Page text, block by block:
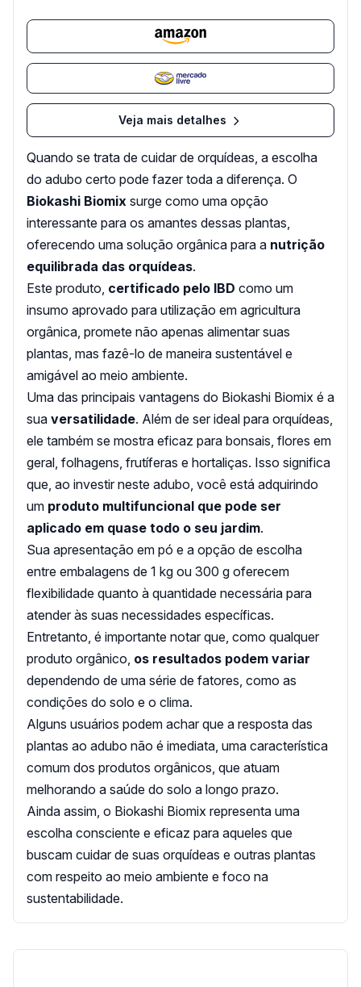
Veja mais detalhes
Quando se trata de cuidar de orquídeas, a escolha
do adubo certo pode fazer toda a diferença. O
Biokashi Biomix surge como uma opção
interessante para os amantes dessas plantas,
oferecendo uma solução orgânica para a nutrição
equilibrada das orquídeas.
Este produto, certificado pelo IBD como um
insumo aprovado para utilização em agricultura
orgânica, promete não apenas alimentar suas
plantas, mas fazê-lo de maneira sustentável e
amigável ao meio ambiente.
Uma das principais vantagens do Biokashi Biomix é a
sua versatilidade. Além de ser ideal para orquídeas,
ele também se mostra eficaz para bonsais, flores em
geral, folhagens, frutíferas e hortaliças. Isso significa
que, ao investir neste adubo, você está adquirindo
um produto multifuncional que pode ser
aplicado em quase todo o seu jardim.
Sua apresentação em pó e a opção de escolha
entre embalagens de 1 kg ou 300 g oferecem
flexibilidade quanto à quantidade necessária para
atender às suas necessidades específicas.
Entretanto, é importante notar que, como qualquer
produto orgânico, os resultados podem variar
dependendo de uma série de fatores, como as
condições do solo e o clima.
Alguns usuários podem achar que a resposta das
plantas ao adubo não é imediata, uma característica
comum dos produtos orgânicos, que atuam
melhorando a saúde do solo a longo prazo.
Ainda assim, o Biokashi Biomix representa uma
escolha consciente e eficaz para aqueles que
buscam cuidar de suas orquídeas e outras plantas
com respeito ao meio ambiente e foco na
sustentabilidade.